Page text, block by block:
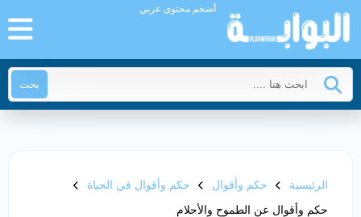
أضخم محتوى عربي
بحث
الرئيسية حكم وأقوال
حكم وأقوال في الحياة
حكم وأقوال عن الطموح والأحلام